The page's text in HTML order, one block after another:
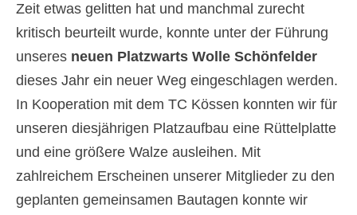
Zeit etwas gelitten hat und manchmal zurecht
kritisch beurteilt wurde, konnte unter der Führung
unseres neuen Platzwarts Wolle Schönfelder
dieses Jahr ein neuer Weg eingeschlagen werden.
In Kooperation mit dem TC Kössen konnten wir für
unseren diesjährigen Platzaufbau eine Rüttelplatte
und eine größere Walze ausleihen. Mit
zahlreichem Erscheinen unserer Mitglieder zu den
geplanten gemeinsamen Bautagen konnte wir